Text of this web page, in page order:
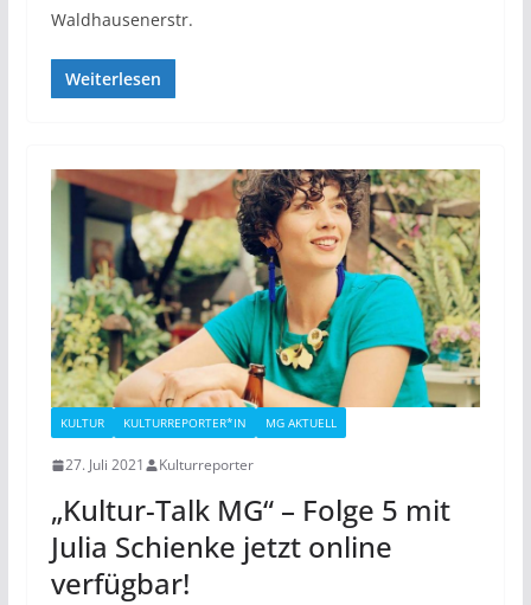
Waldhausenerstr.
Weiterlesen
KULTUR KULTURREPORTER*IN MG AKTUELL
27. Juli 2021 Kulturreporter
„Kultur-Talk MG“ – Folge 5 mit
Julia Schienke jetzt online
verfügbar!